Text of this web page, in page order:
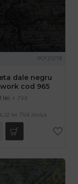
PCF21278
dale negru
cod 965
lei + TVA
lei TVA inclus